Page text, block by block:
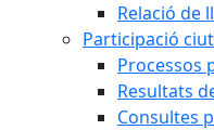
Relació de
Participació
Processos
Resultats
Consultes